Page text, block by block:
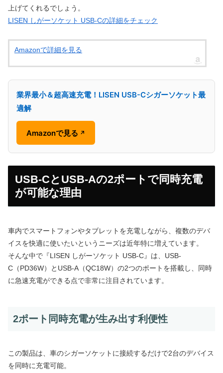
上げてくれるでしょう。
LISEN しがーソケット USB-Cの詳細をチェック
Amazonで詳細を見る
業界最小＆超高速充電！LISEN USB-Cシガーソケット最
適解
Amazonで見る ↗
USB-CとUSB-Aの2ポートで同時充電
が可能な理由
車内でスマートフォンやタブレットを充電しながら、複数のデバ
イスを快適に使いたいというニーズは近年特に増えています。
そんな中で『LISEN しがーソケット USB-C』は、USB-
C（PD36W）とUSB-A（QC18W）の2つのポートを搭載し、同時
に急速充電ができる点で非常に注目されています。
2ポート同時充電が生み出す利便性
この製品は、車のシガーソケットに接続するだけで2台のデバイス
を同時に充電可能。